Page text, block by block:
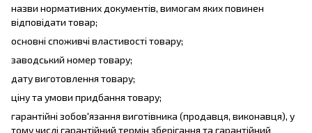
назви нормативних документів, вимогам яких повинен
відповідати товар;
основні споживчі властивості товару;
заводський номер товару;
дату виготовлення товару;
ціну та умови придбання товару;
гарантійні зобов'язання виготівника (продавця, виконавця), у
тому числі гарантійний термін зберігання та гарантійний